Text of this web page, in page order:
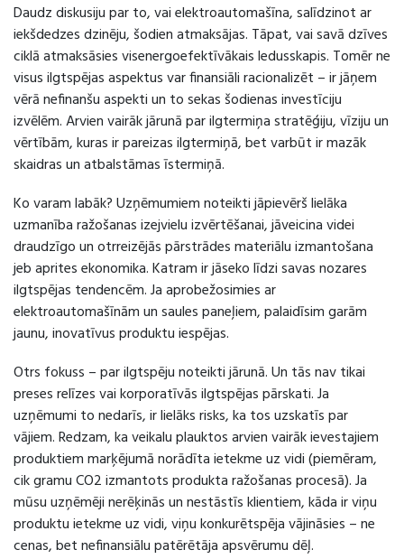
Daudz diskusiju par to, vai elektroautomašīna, salīdzinot ar
iekšdedzes dzinēju, šodien atmaksājas. Tāpat, vai savā dzīves
ciklā atmaksāsies visenergoefektīvākais ledusskapis. Tomēr ne
visus ilgtspējas aspektus var finansiāli racionalizēt – ir jāņem
vērā nefinanšu aspekti un to sekas šodienas investīciju
izvēlēm. Arvien vairāk jārunā par ilgtermiņa stratēģiju, vīziju un
vērtībām, kuras ir pareizas ilgtermiņā, bet varbūt ir mazāk
skaidras un atbalstāmas īstermiņā.
Ko varam labāk? Uzņēmumiem noteikti jāpievērš lielāka
uzmanība ražošanas izejvielu izvērtēšanai, jāveicina videi
draudzīgo un otrreizējās pārstrādes materiālu izmantošana
jeb aprites ekonomika. Katram ir jāseko līdzi savas nozares
ilgtspējas tendencēm. Ja aprobežosimies ar
elektroautomašīnām un saules paneļiem, palaidīsim garām
jaunu, inovatīvus produktu iespējas.
Otrs fokuss – par ilgtspēju noteikti jārunā. Un tās nav tikai
preses relīzes vai korporatīvās ilgtspējas pārskati. Ja
uzņēmumi to nedarīs, ir lielāks risks, ka tos uzskatīs par
vājiem. Redzam, ka veikalu plauktos arvien vairāk ievestajiem
produktiem marķējumā norādīta ietekme uz vidi (piemēram,
cik gramu CO2 izmantots produkta ražošanas procesā). Ja
mūsu uzņēmēji nerēķinās un nestāstīs klientiem, kāda ir viņu
produktu ietekme uz vidi, viņu konkurētspēja vājināsies – ne
cenas, bet nefinansiālu patērētāja apsvērumu dēļ.